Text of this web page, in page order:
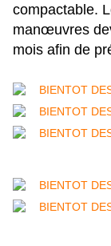
compactable.
manœuvres
mois afin de